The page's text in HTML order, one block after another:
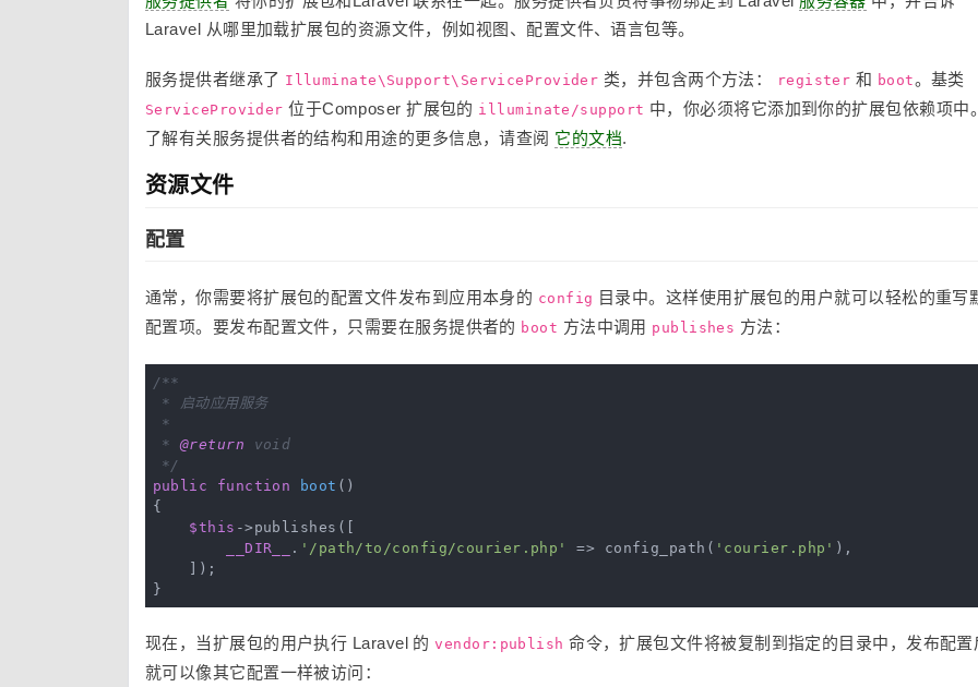
Laravel 从哪里加载扩展包的资源文件，例如视图、配置文件、语言包等。
服务提供者继承了 Illuminate\Support\ServiceProvider 类，并包含两个方法： register 和 boot。基类
ServiceProvider 位于Composer 扩展包的 illuminate/support 中，你必须将它添加到你的扩展包依赖项中
了解有关服务提供者的结构和用途的更多信息，请查阅 它的文档.
资源文件
配置
通常，你需要将扩展包的配置文件发布到应用本身的 config 目录中。这样使用扩展包的用户就可以轻松的重写
配置项。要发布配置文件，只需要在服务提供者的 boot 方法中调用 publishes 方法：
/**
* 启动应用服务
*
* @return void
*/
public
function boot ()
{
$this ->publishes([
__DIR__
. '/path/to/config/courier.php' => config_path( 'courier.php' ),
    ]);
现在，当扩展包的用户执行 Laravel 的vendor:publish 命令，扩展包文件将被复制到指定的目录中，发布配置
就可以像其它配置一样被访问：